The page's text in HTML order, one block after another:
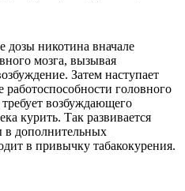
дозы никотина вначале
мозга, вызывая
Затем наступает
работоспособности головного
возбуждающего
курить. Так развивается
в дополнительных
в привычку табакокурения.